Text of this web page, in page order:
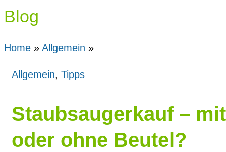
Blog
Home » Allgemein »
Allgemein, Tipps
Staubsaugerkauf – mit
oder ohne Beutel?